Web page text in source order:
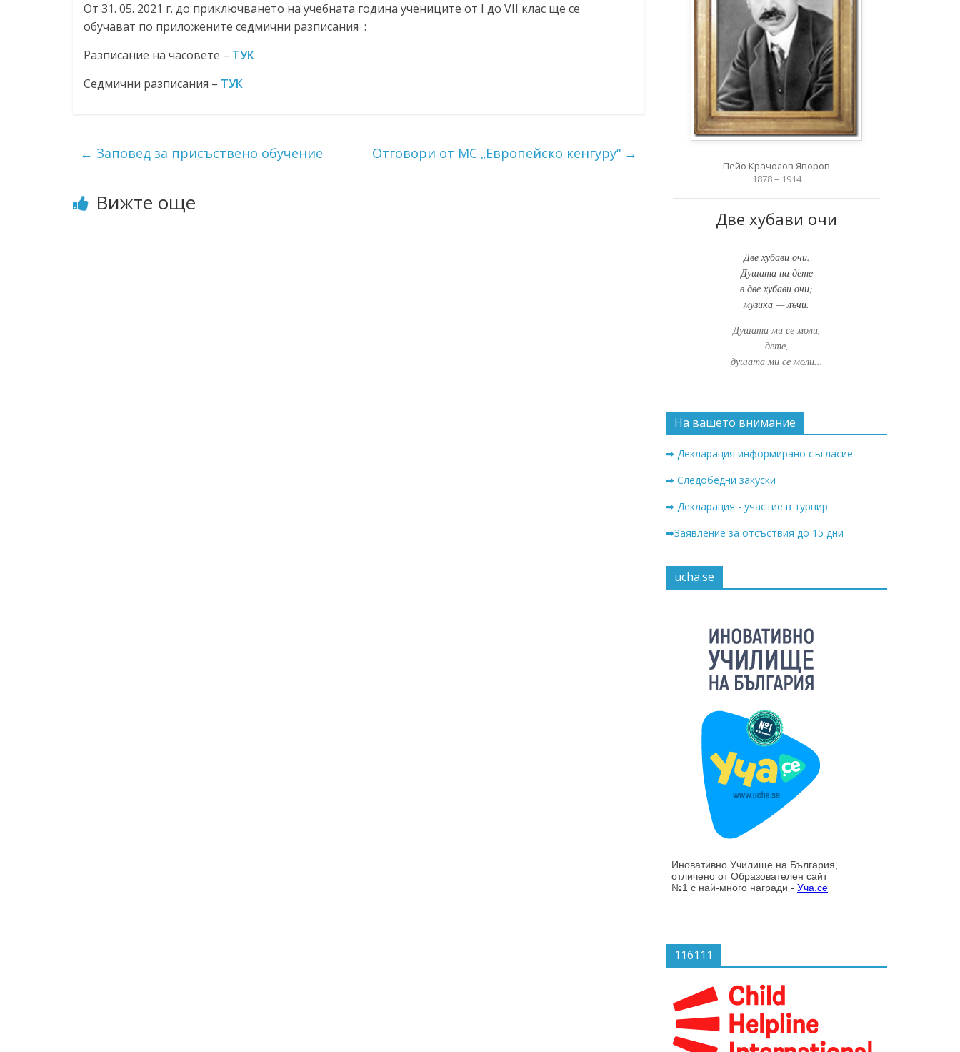
От 31. 05. 2021 г. до приключването на учебната година учениците от I до VII клас ще се
обучават по приложените седмични разписания :
Разписание на часовете – ТУК
Седмични разписания – ТУК
← Заповед за присъствено обучение Отговори от МС „Европейско кенгуру“ →
Вижте още
Пейо Крачолов Яворов
1878 – 1914
Две хубави очи
Две хубави очи.
Душата на дете
в две хубави очи;
музика — лъчи.
Душата ми се моли,
дете,
душата ми се моли...
На вашето внимание
➡ Декларация информирано съгласие
➡ Следобедни закуски
➡ Декларация - участие в турнир
➡Заявление за отсъствия до 15 дни
ucha.se
116111